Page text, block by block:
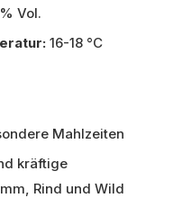
Vol.
16-18 °C
Mahlzeiten
kräftige
Rind und Wild